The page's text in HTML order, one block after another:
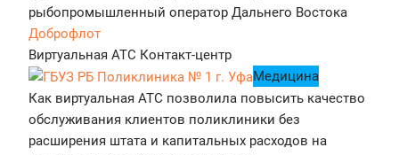
рыбопромышленный оператор Дальнего Востока
Доброфлот
Виртуальная АТС Контакт-центр
Медицина
Как виртуальная АТС позволила повысить качество
обслуживания клиентов поликлиники без
расширения штата и капитальных расходов на